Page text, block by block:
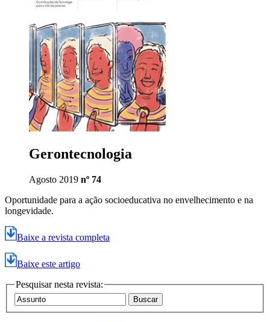
Gerontecnologia
Agosto 2019 nº 74
Oportunidade para a ação socioeducativa no envelhecimento e na
longevidade.
Baixe a revista completa
Baixe este artigo
Pesquisar nesta revista: